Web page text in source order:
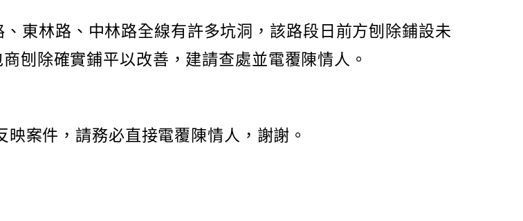
東林路、中林路全線有許多坑洞，該路段日前方刨除鋪設未
刨除確實鋪平以改善，建請查處並電覆陳情人。
案件，請務必直接電覆陳情人，謝謝。